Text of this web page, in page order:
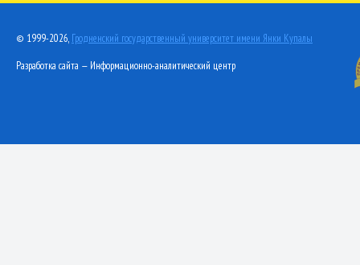
© 1999-2026, Гродненский государственный университет имени Янки Купалы
Разработка сайта — Информационно-аналитический центр